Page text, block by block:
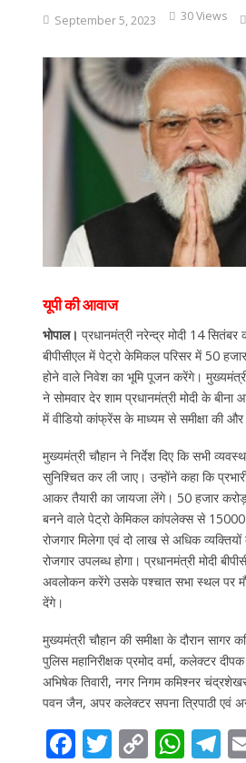
September 5, 2023 30 Views
यूपी की आवाज
भोपाल। प्रधानमंत्री नरेन्द्र मोदी 14
बीपीसीएल में पेट्रो केमिकल परिसर में 50
होने वाले निवेश का भूमि पूजन करेंगे।
ने सोमवार देर शाम प्रधानमंत्री मोदी के
में वीडियो कांफ्रेंस के माध्यम से समीक्षा की
मुख्यमंत्री चौहान ने निर्देश दिए कि सभी
सुनिश्चित कर ली जाए। उन्होंने कहा कि
आकर तैयारी का जायजा लेंगे। 50 हजार
बनने वाले पेट्रो केमिकल कांपलेक्स से 15000
रोजगार मिलेगा एवं दो लाख से अधिक
रोजगार उपलब्ध होगा। प्रधानमंत्री मोदी
अवलोकन करेंगे उसके पश्चात सभा स्थल पर
देंगे।
मुख्यमंत्री चौहान की समीक्षा के दौरान सागर
पुलिस महानिरीक्षक प्रमोद वर्मा, कलेक्टर
अभिषेक तिवारी, नगर निगम कमिश्नर
पवन जैन, अपर कलेक्टर सपना त्रिपाठी एवं
F T C W T